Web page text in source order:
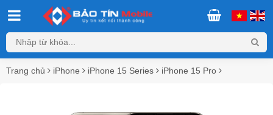
Trang chủ iPhone iPhone 15 Series iPhone 15 Pro